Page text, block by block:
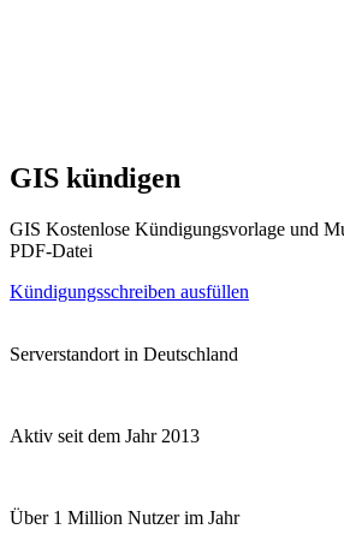
GIS kündigen
GIS Kostenlose Kündigungsvorlage und
PDF-Datei
Kündigungsschreiben ausfüllen
Serverstandort in Deutschland
Aktiv seit dem Jahr 2013
Über 1 Million Nutzer im Jahr